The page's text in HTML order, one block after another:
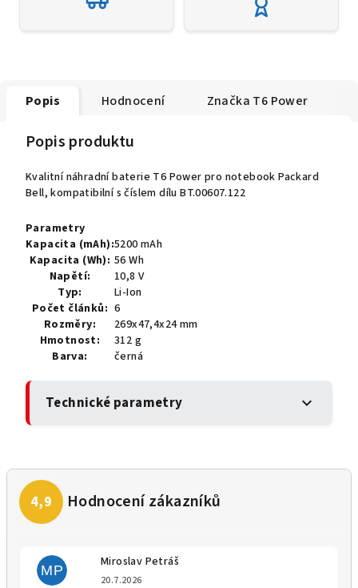
Popis Hodnocení Značka T6 Power
Popis produktu
Kvalitní náhradní baterie T6 Power pro notebook Packard
Bell, kompatibilní s číslem dílu BT.00607.122
Parametry
Kapacita (mAh):5200 mAh
Kapacita (Wh): 56 Wh
Napětí:
10,8 V
Typ:
Li-Ion
Počet článků: 6
Rozměry:
269x47,4x24 mm
Hmotnost:
312 g
Barva:
černá
Technické parametry expand_more
MP
Miroslav Petráš
20.7.2026